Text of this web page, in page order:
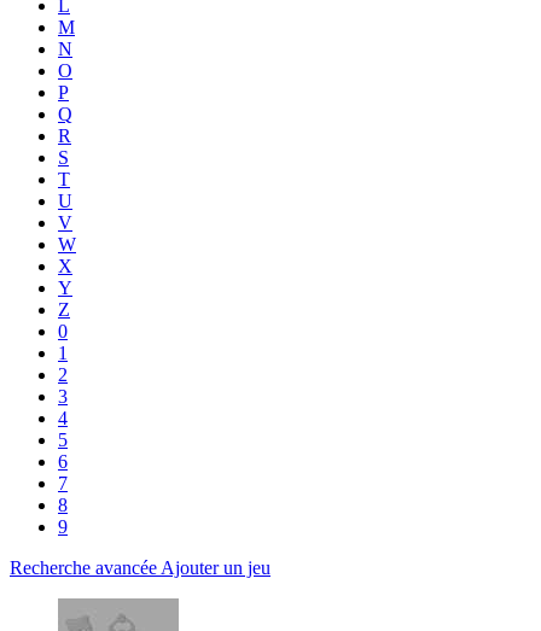
L
M
N
O
P
Q
R
S
T
U
V
W
X
Y
Z
0
1
2
3
4
5
6
7
8
9
Recherche avancée Ajouter un jeu